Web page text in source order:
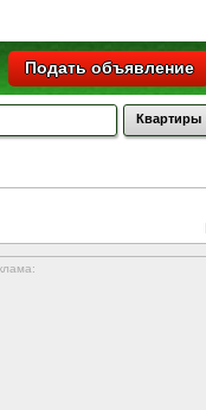
Подать объявление
Квартиры